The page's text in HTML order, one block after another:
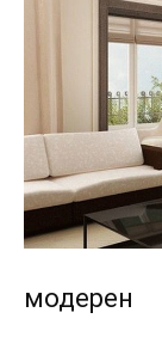
модерен